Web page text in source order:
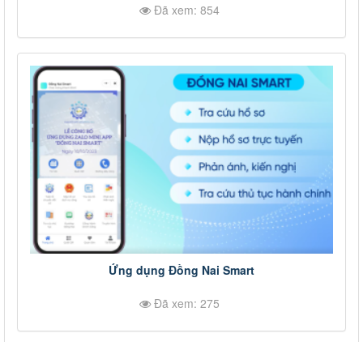
Đã xem: 854
Ứng dụng Đồng Nai Smart
Đã xem: 275